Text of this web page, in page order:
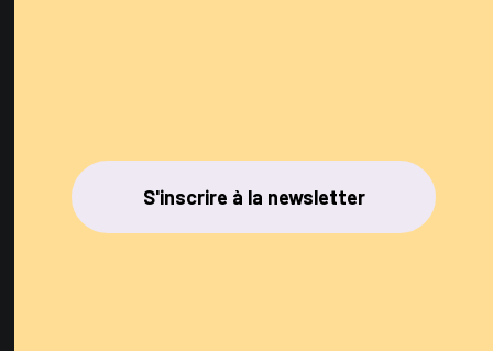
S'inscrire à la newsletter